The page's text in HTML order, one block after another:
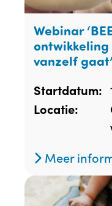
Webinar
ontwikkeling
vanzelf gaat’
Startdatum:
Locatie:
Meer